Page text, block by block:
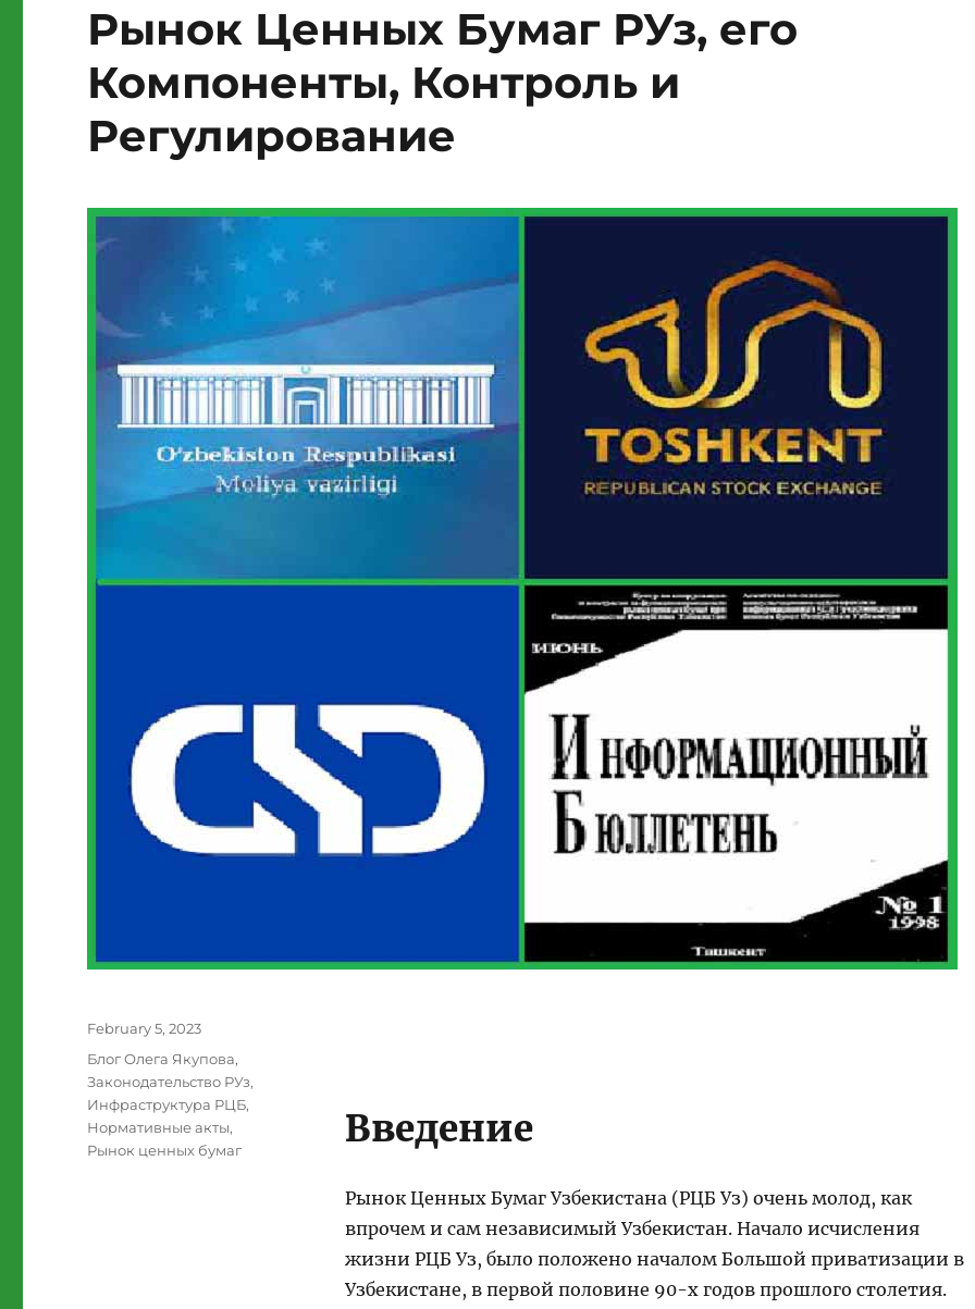
Рынок Ценных Бумаг РУз, его
Компоненты, Контроль и
Регулирование
Введение
Рынок Ценных Бумаг Узбекистана (РЦБ Уз) очень молод, как
впрочем и сам независимый Узбекистан. Начало исчисления
жизни РЦБ Уз, было положено началом Большой приватизации в
Узбекистане, в первой половине 90-х годов прошлого столетия.
Posted
February 5, 2023
Categories
Блог Олега Якупова,
Законодательство РУз,
Инфраструктура РЦБ,
Нормативные акты,
Рынок ценных бумаг